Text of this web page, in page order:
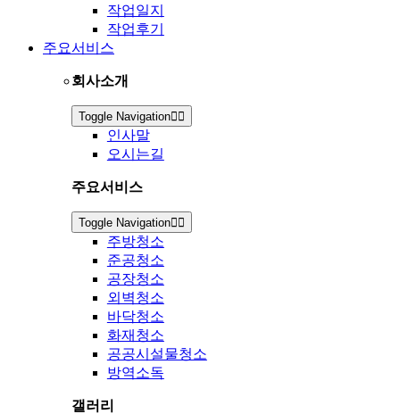
작업일지
작업후기
주요서비스
회사소개
Toggle Navigation
인사말
오시는길
주요서비스
Toggle Navigation
주방청소
준공청소
공장청소
외벽청소
바닥청소
화재청소
공공시설물청소
방역소독
갤러리